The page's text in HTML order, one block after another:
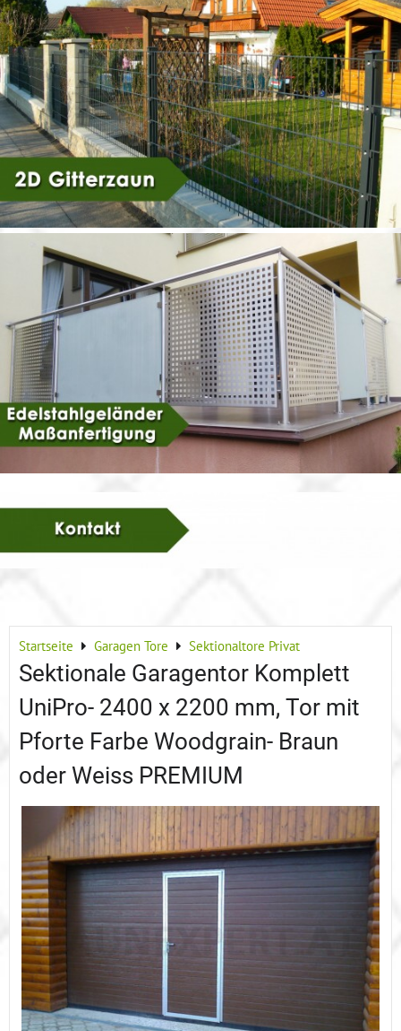
Startseite Garagen Tore Sektionaltore Privat
Sektionale Garagentor Komplett
UniPro- 2400 x 2200 mm, Tor mit
Pforte Farbe Woodgrain- Braun
oder Weiss PREMIUM